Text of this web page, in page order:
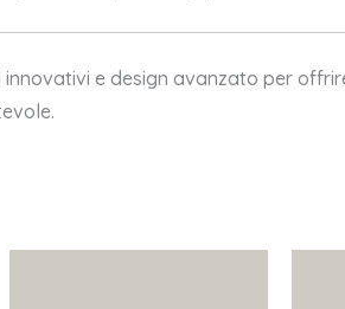
innovativi e design avanzato per